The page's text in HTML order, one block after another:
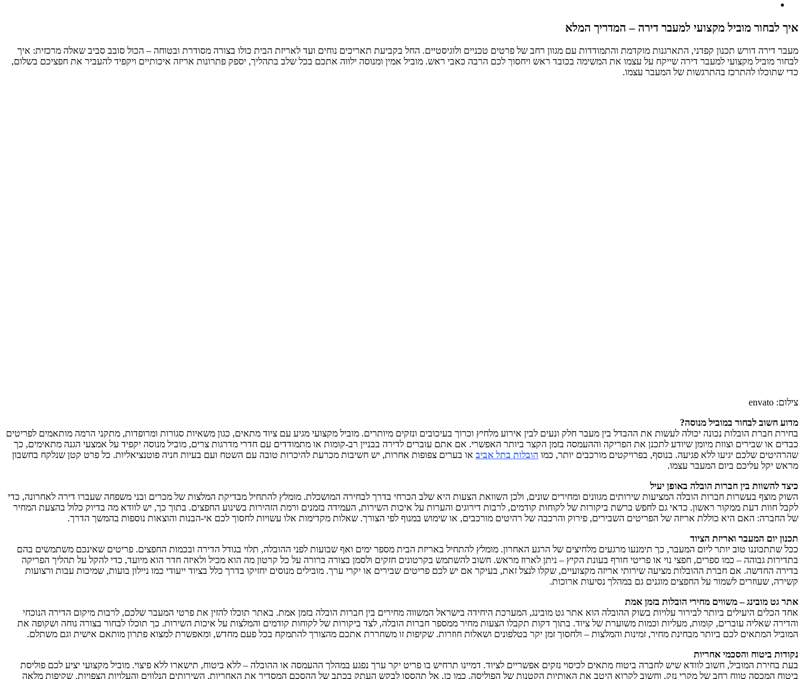
איך לבחור מוביל מקצועי למעבר דירה – המדריך המלא
מעבר דירה דורש תכנון קפדני, התארגנות מוקדמת והתמודדות עם מגוון רחב של פרטים טכניים ולוגיסטיים. החל בקביעת תאריכים נוחים ועד לאריזת הבית כולו בצורה מסודרת ובטוחה – הכול סובב סביב שאלה מרכזית: איך
לבחור מוביל מקצועי למעבר דירה שייקח על עצמו את המשימה בכובד ראש ויחסוך לכם הרבה כאבי ראש. מוביל אמין ומנוסה ילווה אתכם בכל שלב בתהליך, יספק פתרונות אריזה איכותיים ויקפיד להעביר את חפציכם בשלום,
כדי שתוכלו להתרכז בהתרגשות של המעבר עצמו.
צילום:
מדוע חשוב לבחור במוביל מנוסה?
בחירת חברת הובלות נכונה יכולה לעשות את ההבדל בין מעבר חלק ונעים לבין אירוע מלחיץ וכרוך בעיכובים ונזקים מיותרים. מוביל מקצועי מגיע עם ציוד מתאים, כגון משאיות סגורות ומרופדות, מתקני הרמה מותאמים לפריטים
כבדים או שבירים וצוות מיומן שיודע לתכנן את הפריקה וההעמסה בזמן הקצר ביותר האפשרי. אם אתם עוברים לדירה בבניין רב-קומות או מתמודדים עם חדרי מדרגות צרים, מוביל מנוסה יקפיד על אמצעי הגנה מתאימים, כך
שהרהיטים שלכם יגיעו ללא פגיעה. בנוסף, בפרויקטים מורכבים יותר, כמו הובלות בתל אביב או בערים צפופות אחרות, יש חשיבות מכרעת להיכרות טובה עם השטח ועם בעיות חניה פוטנציאליות. כל פרט קטן שנלקח בחשבון
מראש יקל עליכם ביום המעבר עצמו.
כיצד להשוות בין חברות הובלה באופן יעיל
השוק מוצף בעשרות חברות הובלה המציעות שירותים מגוונים ומחירים שונים, ולכן השוואת הצעות היא שלב הכרחי בדרך לבחירה המושכלת. מומלץ להתחיל מבדיקת המלצות של מכרים ובני משפחה שעברו דירה לאחרונה, כדי
לקבל חוות דעת ממקור ראשון. כדאי גם לחפש ברשת ביקורות של לקוחות קודמים, לרבות דירוגים והערות על איכות השירות, העמידה בזמנים ורמת הזהירות בשינוע החפצים. בתוך כך, יש לוודא מה בדיוק כלול בהצעת המחיר
של החברה: האם היא כוללת אריזה של הפריטים השבירים, פירוק והרכבה של רהיטים מורכבים, או שימוש במנוף לפי הצורך. שאלות מקדימות אלו עשויות לחסוך לכם אי-הבנות והוצאות נוספות בהמשך הדרך.
תכנון יום המעבר ואריזת הציוד
ככל שתתכוננו טוב יותר ליום המעבר, כך תימנעו מרגעים מלחיצים של הרגע האחרון. מומלץ להתחיל באריזת הבית מספר ימים ואף שבועות לפני ההובלה, תלוי בגודל הדירה ובכמות החפצים. פריטים שאינכם משתמשים בהם
בתדירות גבוהה – כמו ספרים, חפצי נוי או פריטי חורף בעונת הקיץ – ניתן לארוז מראש. חשוב להשתמש בקרטונים חזקים ולסמן בצורה ברורה על כל קרטון מה הוא מכיל ולאיזה חדר הוא מיועד, כדי להקל על תהליך הפריקה
בדירה החדשה. אם חברת ההובלות מציעה שירותי אריזה מקצועיים, שקלו לנצל זאת, בעיקר אם יש לכם פריטים שבירים או יקרי ערך. מובילים מנוסים יחזיקו בדרך כלל בציוד ייעודי כמו ניילון בועות, שמיכות עבות ורצועות
קשירה, שעוזרים לשמור על החפצים מוגנים גם במהלך נסיעות ארוכות.
אתר גט מובינג – משווים מחירי הובלות בזמן אמת
אחד הכלים היעילים ביותר לבירור עלויות בשוק ההובלה הוא אתר גט מובינג, המערכת היחידה בישראל המשווה מחירים בין חברות הובלה בזמן אמת. באתר תוכלו להזין את פרטי המעבר שלכם, לרבות מיקום הדירה הנוכחי
והדירה שאליה עוברים, קומות, מעליות וכמות משוערת של ציוד. בתוך דקות תקבלו הצעות מחיר ממספר חברות הובלה, לצד ביקורות של לקוחות קודמים והמלצות על איכות השירות. כך תוכלו לבחור בצורה נוחה ושקופה את
המוביל המתאים לכם ביותר מבחינת מחיר, זמינות והמלצות – ולחסוך זמן יקר בטלפונים ושאלות חוזרות. שקיפות זו משחררת אתכם מהצורך להתמקח בכל פעם מחדש, ומאפשרת למצוא פתרון מותאם אישית וגם משתלם.
נקודות ביטוח והסכמי אחריות
בעת בחירת המוביל, חשוב לוודא שיש לחברה ביטוח מתאים לכיסוי נזקים אפשריים לציוד. דמיינו תרחיש בו פריט יקר ערך נפגע במהלך ההעמסה או ההובלה – ללא ביטוח, תישארו ללא פיצוי. מוביל מקצועי יציע לכם פוליסת
ביטוח המכסה טווח רחב של מקרי נזק, וחשוב לקרוא היטב את האותיות הקטנות של הפוליסה. כמו כן, אל תהססו לבקש העתק בכתב של ההסכם המסדיר את האחריות, השירותים הנלווים והעלויות הצפויות. שקיפות מלאה